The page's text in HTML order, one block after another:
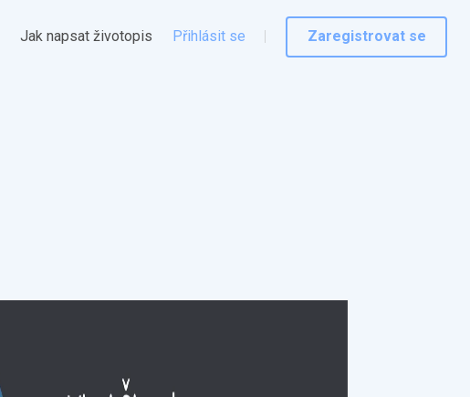
Jak napsat životopis Přihlásit se Zaregistrovat se